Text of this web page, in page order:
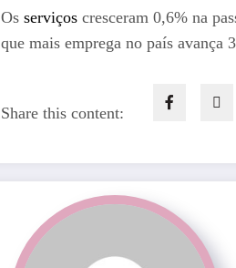
Osserviços cresceram 0,6% na
que mais emprega no país avança
Share this content: